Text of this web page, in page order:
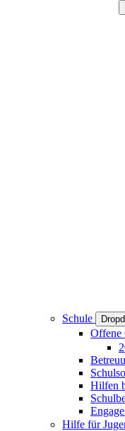
Schule
Offene
Hilfen
Hilfe für